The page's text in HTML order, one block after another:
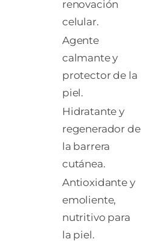
renovación
celular.
Agente
calmante y
protector de la
piel.
Hidratante y
regenerador de
la barrera
cutánea.
Antioxidante y
emoliente,
nutritivo para
la piel.